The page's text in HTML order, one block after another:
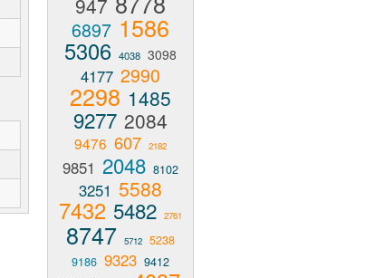
947
6897 1586
5306 4038 3098
4177 2990
2298 1485
9277 2084
9476 607 2182
9851 2048 8102
3251 5588
7432 5482 2761
8747 5712 5238
9186 9323 9412